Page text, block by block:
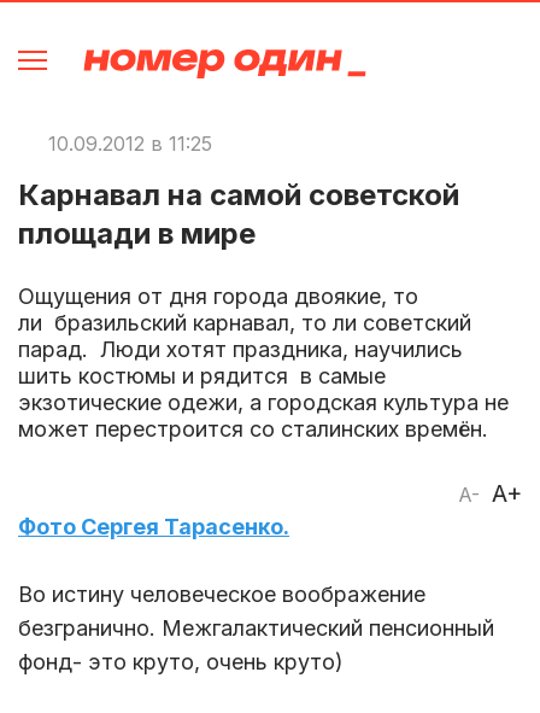
10.09.2012 в 11:25
Карнавал на самой советской
площади в мире
Ощущения от дня города двоякие, то
ли бразильский карнавал, то ли советский
парад. Люди хотят праздника, научились
шить костюмы и рядится в самые
экзотические одежи, а городская культура не
может перестроится со сталинских времён.
A- A+
Фото Сергея Тарасенко.
Во истину человеческое воображение
безгранично. Межгалактический пенсионный
фонд- это круто, очень круто)